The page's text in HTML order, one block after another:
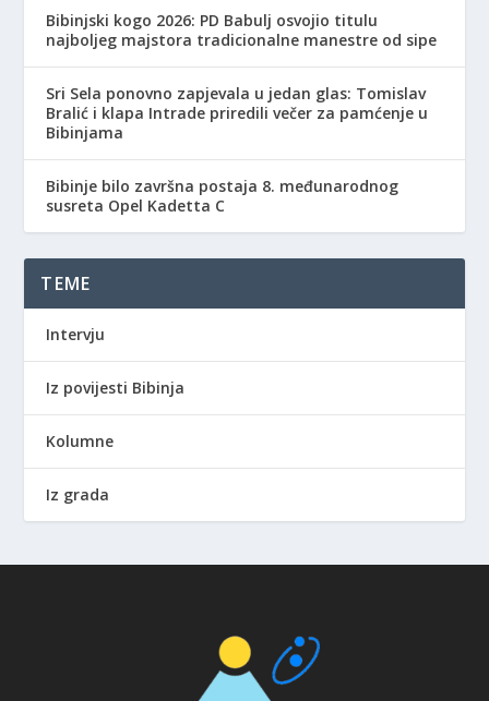
Bibinjski kogo 2026: PD Babulj osvojio titulu
najboljeg majstora tradicionalne manestre od sipe
Sri Sela ponovno zapjevala u jedan glas: Tomislav
Bralić i klapa Intrade priredili večer za pamćenje u
Bibinjama
Bibinje bilo završna postaja 8. međunarodnog
susreta Opel Kadetta C
TEME
Intervju
Iz povijesti Bibinja
Kolumne
Iz grada